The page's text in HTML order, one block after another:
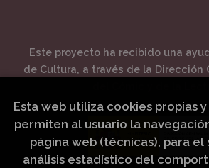
Este proyecto ha recibido una
de Cultura, a través de la Dirección
Esta web utiliza cookies propias
permiten al usuario la
página web (técnicas), para
análisis estadístico del